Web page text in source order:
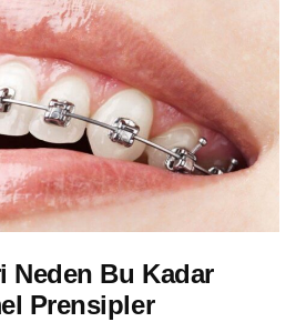
Neden Bu Kadar
Prensipler